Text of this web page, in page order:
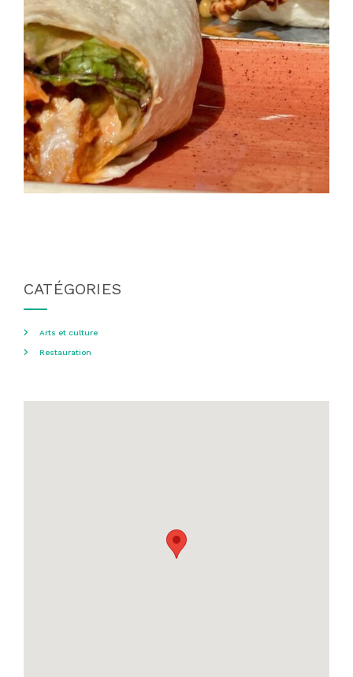
CATÉGORIES
Arts et culture
Restauration